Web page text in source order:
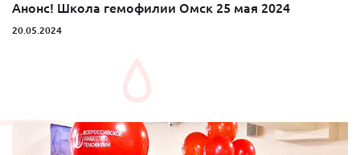
Анонс! Школа гемофилии Омск 25 мая 2024
20.05.2024